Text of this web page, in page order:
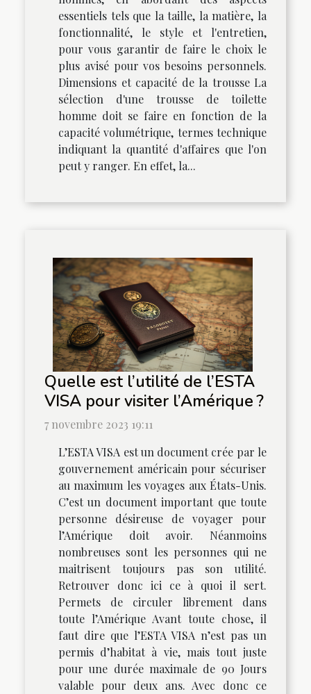
essentiels tels que la taille, la matière, la
fonctionnalité, le style et l'entretien,
pour vous garantir de faire le choix le
plus avisé pour vos besoins personnels.
Dimensions et capacité de la trousse La
sélection d'une trousse de toilette
homme doit se faire en fonction de la
capacité volumétrique, termes technique
indiquant la quantité d'affaires que l'on
peut y ranger. En effet, la...
Quelle est l’utilité de l’ESTA
VISA pour visiter l’Amérique ?
7 novembre 2023 19:11
L’ESTA VISA est un document crée par le
gouvernement américain pour sécuriser
au maximum les voyages aux États-Unis.
C’est un document important que toute
personne désireuse de voyager pour
l’Amérique doit avoir. Néanmoins
nombreuses sont les personnes qui ne
maitrisent toujours pas son utilité.
Retrouver donc ici ce à quoi il sert.
Permets de circuler librement dans
toute l’Amérique Avant toute chose, il
faut dire que l’ESTA VISA n’est pas un
permis d’habitat à vie, mais tout juste
pour une durée maximale de 90 Jours
valable pour deux ans. Avec donc ce